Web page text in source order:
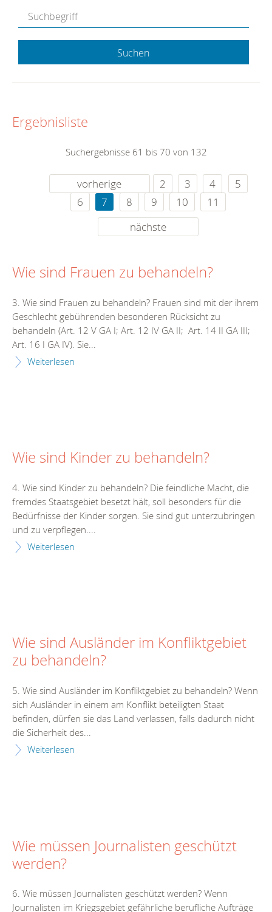
Suchen
Ergebnisliste
Suchergebnisse 61 bis 70 von 132
vorherige 2 3 4
5
6
7 8 9 10
11
nächste
Wie sind Frauen zu behandeln?
3. Wie sind Frauen zu behandeln? Frauen sind mit der ihrem
Geschlecht gebührenden besonderen Rücksicht zu
behandeln (Art. 12 V GA I; Art. 12 IV GA II; Art. 14 II GA III;
Art. 16 I GA IV). Sie...
Weiterlesen
Wie sind Kinder zu behandeln?
4. Wie sind Kinder zu behandeln? Die feindliche Macht, die
fremdes Staatsgebiet besetzt hält, soll besonders für die
Bedürfnisse der Kinder sorgen. Sie sind gut unterzubringen
und zu verpflegen....
Weiterlesen
Wie sind Ausländer im Konfliktgebiet
zu behandeln?
5. Wie sind Ausländer im Konfliktgebiet zu behandeln? Wenn
sich Ausländer in einem am Konflikt beteiligten Staat
befinden, dürfen sie das Land verlassen, falls dadurch nicht
die Sicherheit des...
Weiterlesen
Wie müssen Journalisten geschützt
werden?
6. Wie müssen Journalisten geschützt werden? Wenn
Journalisten im Kriegsgebiet gefährliche berufliche Aufträge